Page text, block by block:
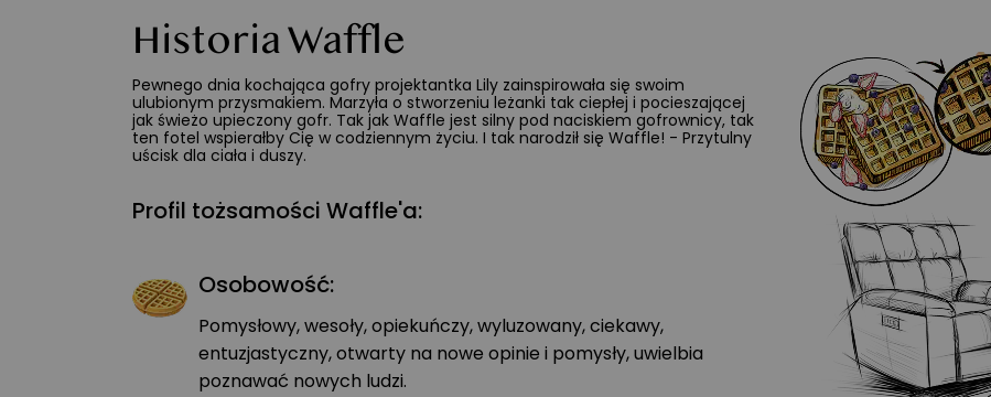
Historia Waffle
Pewnego dnia kochająca gofry projektantka Lily zainspirowała się swoim
ulubionym przysmakiem. Marzyła o stworzeniu leżanki tak ciepłej i pocieszającej
jak świeżo upieczony gofr. Tak jak Waffle jest silny pod naciskiem gofrownicy, tak
ten fotel wspierałby Cię w codziennym życiu. I tak narodził się Waffle! - Przytulny
uścisk dla ciała i duszy.
Profil tożsamości Waffle'a:
Osobowość:
Pomysłowy, wesoły, opiekuńczy, wyluzowany, ciekawy,
entuzjastyczny, otwarty na nowe opinie i pomysły, uwielbia
poznawać nowych ludzi.